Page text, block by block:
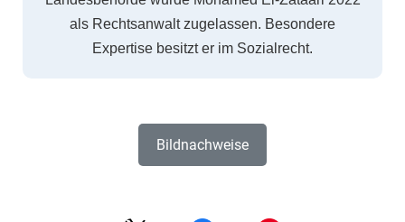
als Rechtsanwalt zugelassen. Besondere
Expertise besitzt er im Sozialrecht.
Bildnachweise